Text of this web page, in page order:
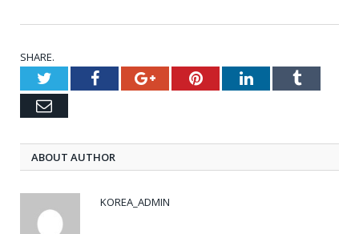
SHARE.
TwitterFacebookGoogle+PinterestLinkedInTumblr
Email
ABOUT AUTHOR
KOREA_ADMIN